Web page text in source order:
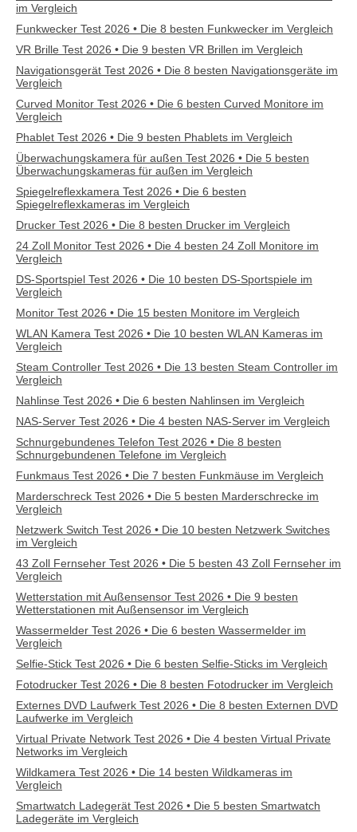
im Vergleich
Funkwecker Test 2026 • Die 8 besten Funkwecker im Vergleich
VR Brille Test 2026 • Die 9 besten VR Brillen im Vergleich
Navigationsgerät Test 2026 • Die 8 besten Navigationsgeräte im
Vergleich
Curved Monitor Test 2026 • Die 6 besten Curved Monitore im
Vergleich
Phablet Test 2026 • Die 9 besten Phablets im Vergleich
Überwachungskamera für außen Test 2026 • Die 5 besten
Überwachungskameras für außen im Vergleich
Spiegelreflexkamera Test 2026 • Die 6 besten
Spiegelreflexkameras im Vergleich
Drucker Test 2026 • Die 8 besten Drucker im Vergleich
24 Zoll Monitor Test 2026 • Die 4 besten 24 Zoll Monitore im
Vergleich
DS-Sportspiel Test 2026 • Die 10 besten DS-Sportspiele im
Vergleich
Monitor Test 2026 • Die 15 besten Monitore im Vergleich
WLAN Kamera Test 2026 • Die 10 besten WLAN Kameras im
Vergleich
Steam Controller Test 2026 • Die 13 besten Steam Controller im
Vergleich
Nahlinse Test 2026 • Die 6 besten Nahlinsen im Vergleich
NAS-Server Test 2026 • Die 4 besten NAS-Server im Vergleich
Schnurgebundenes Telefon Test 2026 • Die 8 besten
Schnurgebundenen Telefone im Vergleich
Funkmaus Test 2026 • Die 7 besten Funkmäuse im Vergleich
Marderschreck Test 2026 • Die 5 besten Marderschrecke im
Vergleich
Netzwerk Switch Test 2026 • Die 10 besten Netzwerk Switches
im Vergleich
43 Zoll Fernseher Test 2026 • Die 5 besten 43 Zoll Fernseher im
Vergleich
Wetterstation mit Außensensor Test 2026 • Die 9 besten
Wetterstationen mit Außensensor im Vergleich
Wassermelder Test 2026 • Die 6 besten Wassermelder im
Vergleich
Selfie-Stick Test 2026 • Die 6 besten Selfie-Sticks im Vergleich
Fotodrucker Test 2026 • Die 8 besten Fotodrucker im Vergleich
Externes DVD Laufwerk Test 2026 • Die 8 besten Externen DVD
Laufwerke im Vergleich
Virtual Private Network Test 2026 • Die 4 besten Virtual Private
Networks im Vergleich
Wildkamera Test 2026 • Die 14 besten Wildkameras im
Vergleich
Smartwatch Ladegerät Test 2026 • Die 5 besten Smartwatch
Ladegeräte im Vergleich